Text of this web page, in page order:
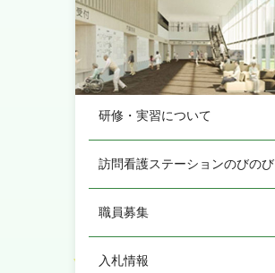
研修・実習について
訪問看護ステーションのびのび
職員募集
入札情報